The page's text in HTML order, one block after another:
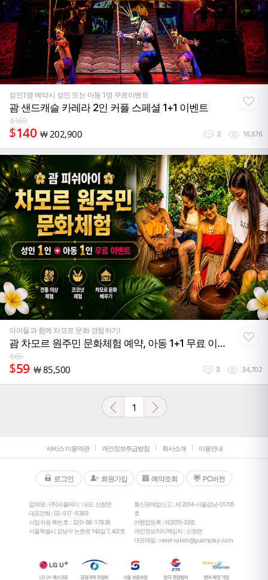
성인1명 예약시 성인 또는 아동 1명 무료이벤트
괌 샌드캐슬 카레라 2인 커플 스페셜 1+1 이벤트
$160
$140 ￦ 202,900 2 16,576
아이들과 함께 차모르 문화 경험하기!
괌 차모르 원주민 문화체험 예약, 아동 1+1 무료 이
벤트 특가 혜택
$66
$59 ￦85,500 3 34,702
1
서비스 이용약관 개인정보취급방침 회사소개 이용안내
로그인 회원가입 예약조회 PC버전
업체명 : (주)피플레이 대표: 신창면
대표전화 :02-517-9369
사업자등록번호 : 220-88-17836
서울특별시 강남구 논현로 142길 7, 401호
통신판매업신고 : 제 2014-서울강남-01705
호
여행업등록 : 제2015-33호
개인정보처리책임자 : 신창면
대표메일 :reservation@guamplay.com